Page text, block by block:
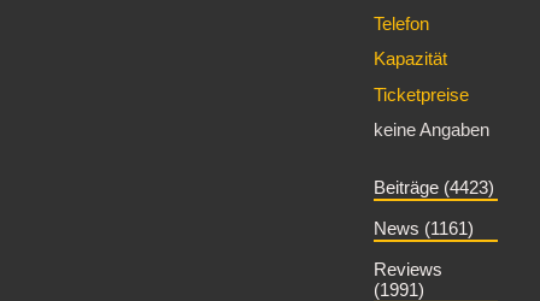
Telefon
Kapazität
Ticketpreise
keine Angaben
Beiträge (4423)
News (1161)
Reviews
(1991)